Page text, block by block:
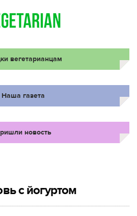
вегетарианцам
Наша газета
новость
с йогуртом